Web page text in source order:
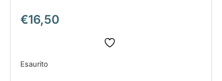
€16,50
Esaurito